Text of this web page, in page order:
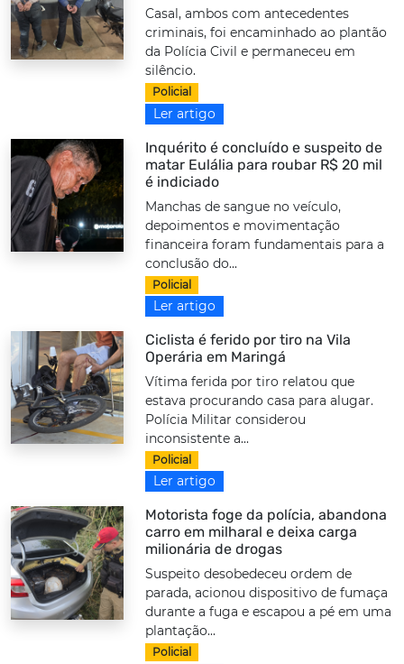
Casal, ambos com antecedentes
criminais, foi encaminhado ao plantão
da Polícia Civil e permaneceu em
silêncio.
Policial
Ler artigo
Inquérito é concluído e suspeito de
matar Eulália para roubar R$ 20 mil
é indiciado
Manchas de sangue no veículo,
depoimentos e movimentação
financeira foram fundamentais para a
conclusão do...
Policial
Ler artigo
Ciclista é ferido por tiro na Vila
Operária em Maringá
Vítima ferida por tiro relatou que
estava procurando casa para alugar.
Polícia Militar considerou
inconsistente a...
Policial
Ler artigo
Motorista foge da polícia, abandona
carro em milharal e deixa carga
milionária de drogas
Suspeito desobedeceu ordem de
parada, acionou dispositivo de fumaça
durante a fuga e escapou a pé em uma
plantação...
Policial